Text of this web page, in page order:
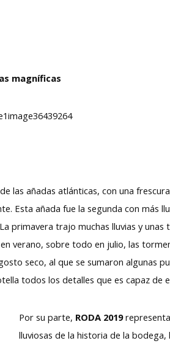
magníficas
las añadas atlánticas, con una
Esta añada fue la segunda con más
primavera trajo muchas lluvias y
verano, sobre todo en julio, las
seco, al que se sumaron algunas
todos los detalles que es capaz de
Por su parte, RODA 2019
lluviosas de la historia de la